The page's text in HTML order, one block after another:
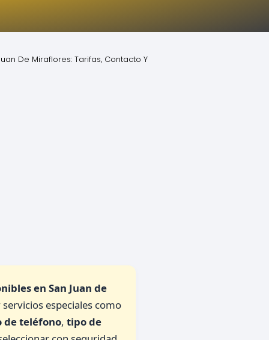
De Miraflores: Tarifas, Contacto Y
en San Juan de
especiales como
de teléfono, tipo de